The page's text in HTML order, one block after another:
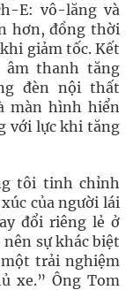
E: vô-lăng và
hơn, đồng thời
giảm tốc. Kết
âm thanh tăng
đèn nội thất
màn hình hiển
với lực khi tăng
tôi tinh chỉnh
của người lái
đổi riêng lẻ ở
sự khác biệt
trải nghiệm
xe.” Ông Tom